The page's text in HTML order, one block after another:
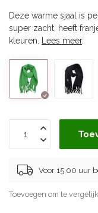
Deze warme sjaal is
super zacht, heeft
kleuren.
Lees meer.
Voor 15.00 uur
Toevoegen om te